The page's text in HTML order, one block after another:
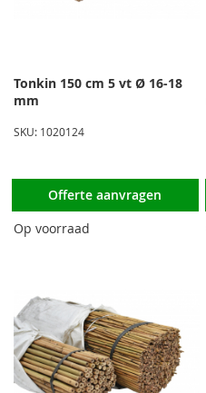
Tonkin 150 cm 5 vt Ø 16-18
mm
SKU: 1020124
Offerte aanvragen
Op voorraad